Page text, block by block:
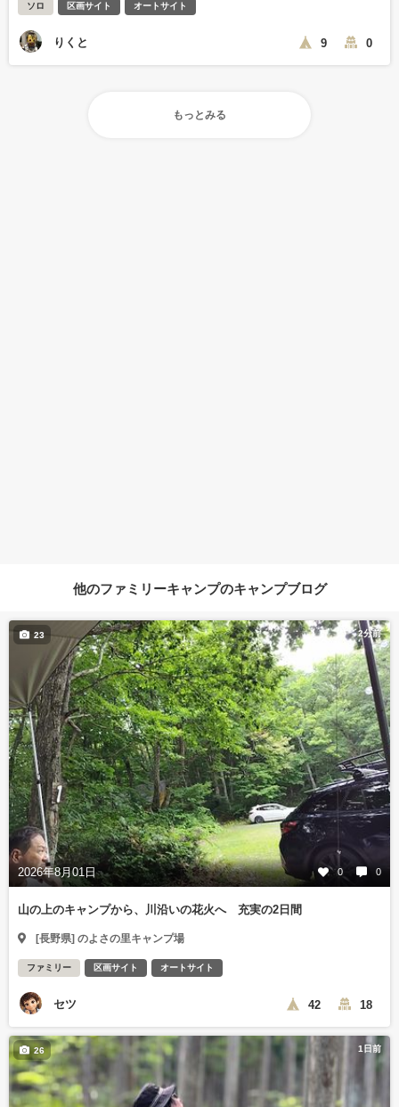
ソロ 区画サイト オートサイト
りくと 9 0
もっとみる
他のファミリーキャンプのキャンプブログ
2分前
2026年8月01日 0 0
23
山の上のキャンプから、川沿いの花火へ 充実の2日間
[長野県] のよさの里キャンプ場
ファミリー 区画サイト オートサイト
セツ 42 18
1日前
26